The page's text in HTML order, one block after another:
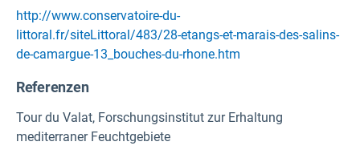
http://www.conservatoire-du-
littoral.fr/siteLittoral/483/28-etangs-et-marais-des-salins-
de-camargue-13_bouches-du-rhone.htm
Referenzen
Tour du Valat, Forschungsinstitut zur Erhaltung
mediterraner Feuchtgebiete